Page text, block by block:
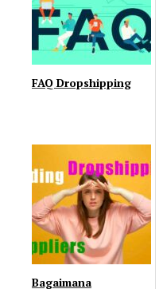
FAQ Dropshipping
Bagaimana